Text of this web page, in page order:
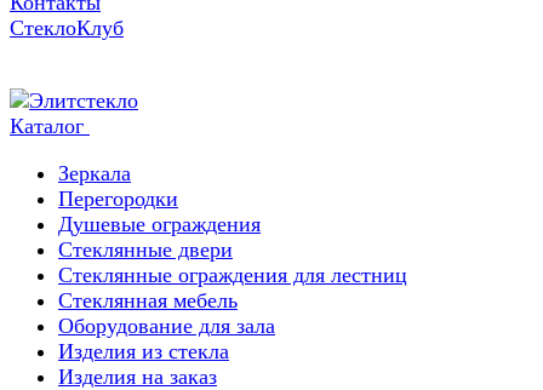
СтеклоКлуб
Каталог
Зеркала
Перегородки
Душевые ограждения
Стеклянные двери
Стеклянные ограждения для лестниц
Стеклянная мебель
Оборудование для зала
Изделия из стекла
Изделия на заказ